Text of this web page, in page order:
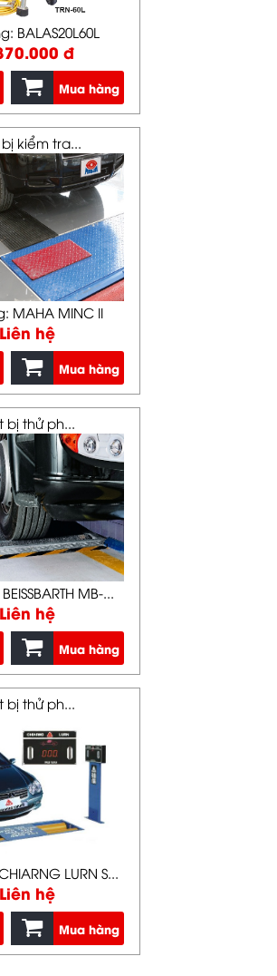
BALAS20L60L
đ
Mua hàng
bị kiểm tra...
MAHA MINC II
Liên hệ
Mua hàng
bị thử ph...
MB-...
Liên hệ
Mua hàng
bị thử ph...
LURN S...
Liên hệ
Mua hàng